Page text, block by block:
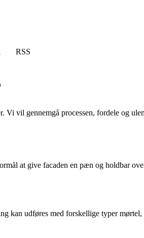
RSS
vil gennemgå processen, fordele og
at give facaden en pæn og holdbar
kan udføres med forskellige typer